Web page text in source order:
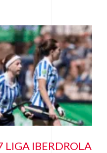
LIGA IBERDROLA